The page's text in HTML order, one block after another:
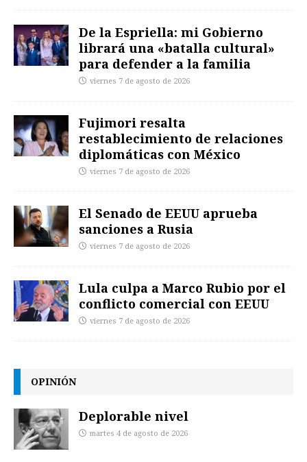
De la Espriella: mi Gobierno
librará una «batalla cultural»
para defender a la familia
viernes 7 de agosto de 2026
Fujimori resalta
restablecimiento de relaciones
diplomáticas con México
viernes 7 de agosto de 2026
El Senado de EEUU aprueba
sanciones a Rusia
viernes 7 de agosto de 2026
Lula culpa a Marco Rubio por el
conflicto comercial con EEUU
viernes 7 de agosto de 2026
OPINIÓN
Deplorable nivel
martes 4 de agosto de 2026